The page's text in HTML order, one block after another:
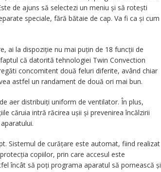
de ajuns să selectezi un meniu și să rotești
speciale, fără bătaie de cap. Va fi ca și cum
ai la dispoziție nu mai puțin de 18 funcții de
că datorită tehnologiei Twin Convection
concomitent două feluri diferite, având chiar
astfel un randament de două ori mai bun.
aer distribuiți uniform de ventilator. În plus,
căruia intră răcirea ușii și prevenirea încălzirii
Sistemul de curățare este automat, fiind realizat
copiilor, prin care accesul este
încât să poți programa aparatul să pornească și